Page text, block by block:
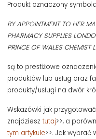
Produkt oznaczony
BY APPOINTMENT TO HER
PHARMACY SUPPLIES
PRINCE OF WALES CHEMIST
są to prestiżowe
produktów lub usług oraz
produkty/usługi na dwór
Wskazówki jak
znajdziesz tutaj>>, a
tym artykule>>. Jak wybrać